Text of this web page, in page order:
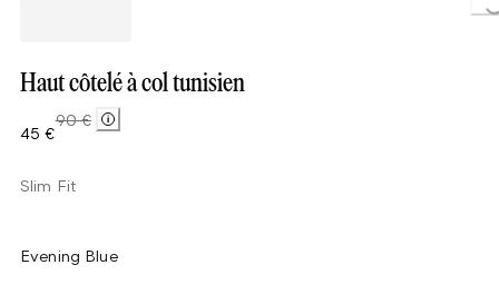
Haut côtelé à col tunisien
45 €
90 €
Slim Fit
Evening Blue